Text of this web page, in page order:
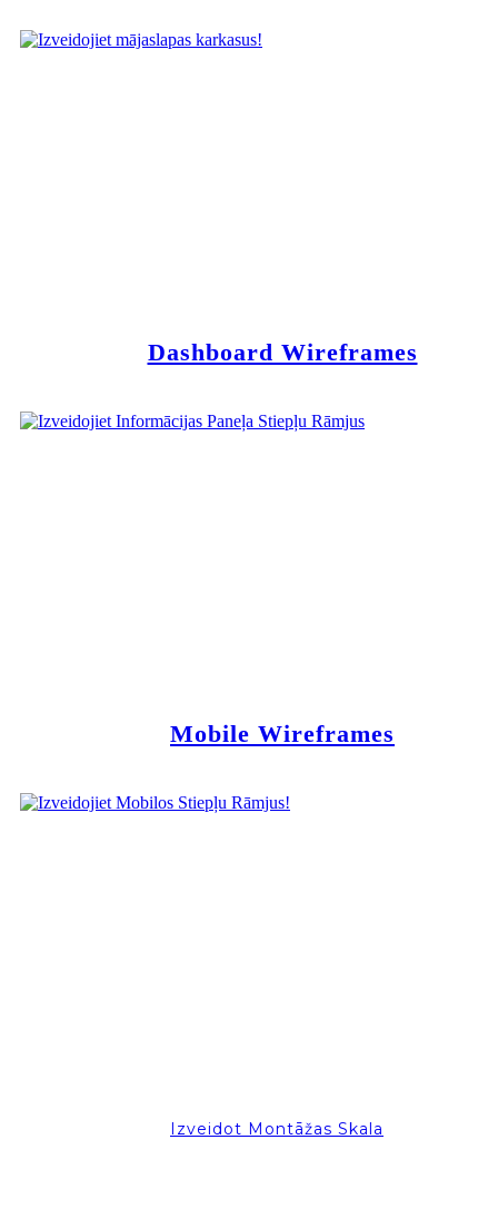
Dashboard Wireframes
Mobile Wireframes
Izveidot Montāžas Skala